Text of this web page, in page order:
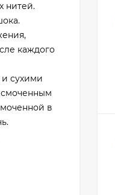
нитей.
каждого
сухими
смоченным
в